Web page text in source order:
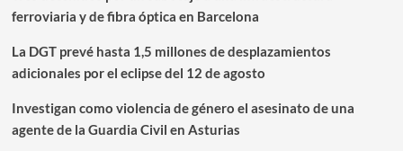
ferroviaria y de fibra óptica en Barcelona
La DGT prevé hasta 1,5 millones de desplazamientos
adicionales por el eclipse del 12 de agosto
Investigan como violencia de género el asesinato de una
agente de la Guardia Civil en Asturias